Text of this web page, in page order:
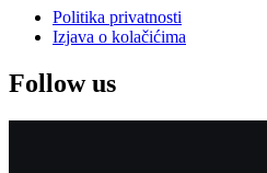
Politika privatnosti
Izjava o kolačićima
Follow us